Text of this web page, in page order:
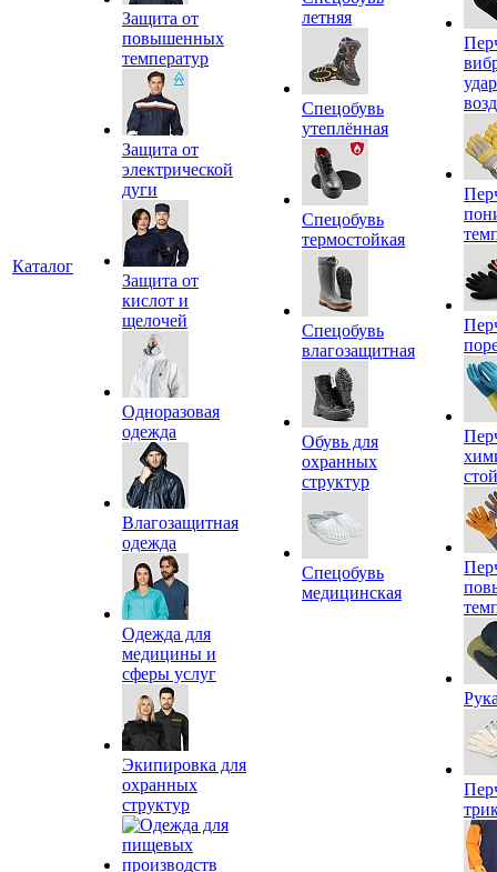
Каталог
Защита от
повышенных
температур
Защита от
электрической
дуги
Защита от
кислот и
щелочей
Одноразовая
одежда
Влагозащитная
одежда
Одежда для
медицины и
сферы услуг
Экипировка для
охранных
структур
летняя
Спецобувь
утеплённая
Спецобувь
термостойкая
Спецобувь
влагозащитная
Обувь для
охранных
структур
Спецобувь
медицинская